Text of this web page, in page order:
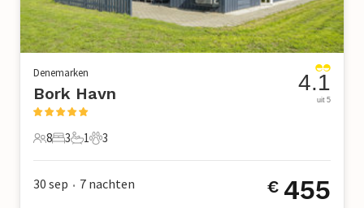
Denemarken
Bork Havn
8 Gasten
8
3 Slaapkamers
3
1 Badkamer
1
3 Huisdieren
3
4.1
uit 5
30 sep • 7 nachten € 455